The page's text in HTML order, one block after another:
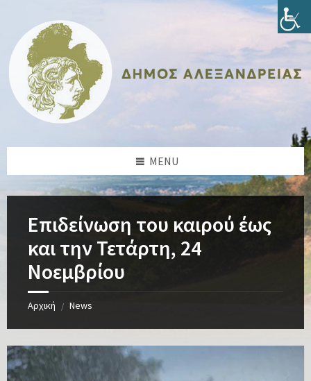
content
sidebar
sidebar
footer
MENU
Επιδείνωση του καιρού έως
και την Τετάρτη, 24
Νοεμβρίου
Αρχική / News